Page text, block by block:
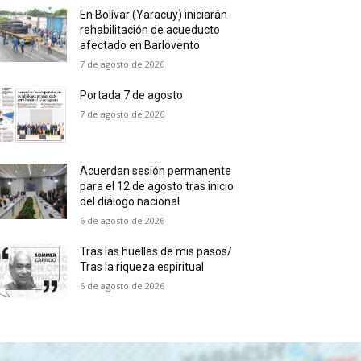
En Bolívar (Yaracuy) iniciarán
rehabilitación de acueducto
afectado en Barlovento
7 de agosto de 2026
Portada 7 de agosto
7 de agosto de 2026
Acuerdan sesión permanente
para el 12 de agosto tras inicio
del diálogo nacional
6 de agosto de 2026
Tras las huellas de mis pasos/
Tras la riqueza espiritual
6 de agosto de 2026